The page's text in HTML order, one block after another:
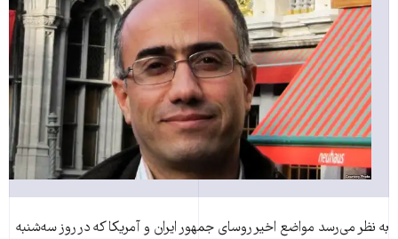
به نظر می‌رسد مواضع اخیر روسای جمهور ایران و آمریکا که در روز سه‌شنبه